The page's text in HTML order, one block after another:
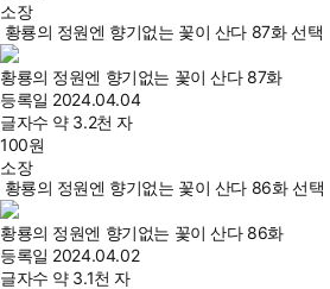
소장
황룡의 정원엔 향기없는 꽃이 산다 87화 선택
황룡의 정원엔 향기없는 꽃이 산다 87화
등록일 2024.04.04
글자수 약 3.2천 자
100원
소장
황룡의 정원엔 향기없는 꽃이 산다 86화 선택
황룡의 정원엔 향기없는 꽃이 산다 86화
등록일 2024.04.02
글자수 약 3.1천 자